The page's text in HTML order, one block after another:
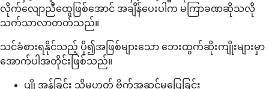
လိုက်လျောညီထွေဖြစ်အောင် အချိန်ပေးပါက မကြာခဏဆိုသလို
သက်သာလာတတ်သည်။
သင်ခံစားရနိုင်သည့် ပို၍အဖြစ်များသော ဘေးထွက်ဆိုးကျိုးများမှာ
အောက်ပါအတိုင်းဖြစ်သည်။
ပျို့အန်ခြင်း သို့မဟုတ် ဗိုက်အဆင်မပြေခြင်း